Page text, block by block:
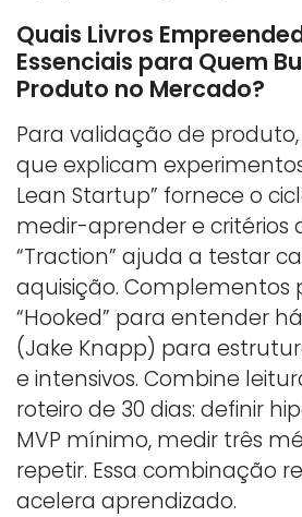
Quais Livros
Essenciais para Quem
Produto no Mercado?
Para validação de produto,
que explicam experimentos
Lean Startup” fornece o
medir-aprender e critérios
“Traction” ajuda a testar
aquisição. Complementos
“Hooked” para entender
(Jake Knapp) para
e intensivos. Combine
roteiro de 30 dias: definir
MVP mínimo, medir três
repetir. Essa combinação
acelera aprendizado.